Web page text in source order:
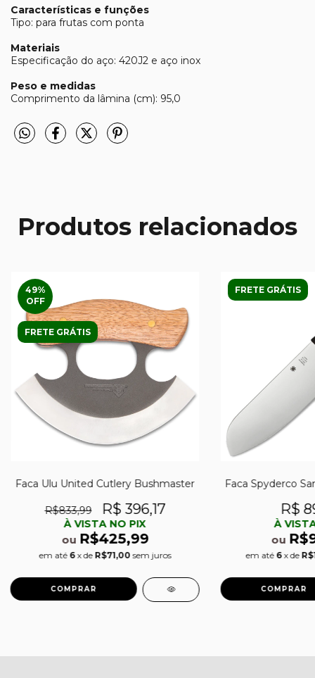
Características e funções
Tipo: para frutas com ponta
Materiais
Especificação do aço: 420J2 e aço inox
Peso e medidas
Comprimento da lâmina (cm): 95,0
Produtos relacionados
49%
OFF
FRETE GRÁTIS
Faca Ulu United Cutlery Bushmaster
R$833,99 R$ 396,17
À VISTA NO PIX
ou R$425,99
em até 6 x de R$71,00 sem juros
FRETE GRÁTIS
Faca Spyderco
R$
À
ou
em até 6 x de